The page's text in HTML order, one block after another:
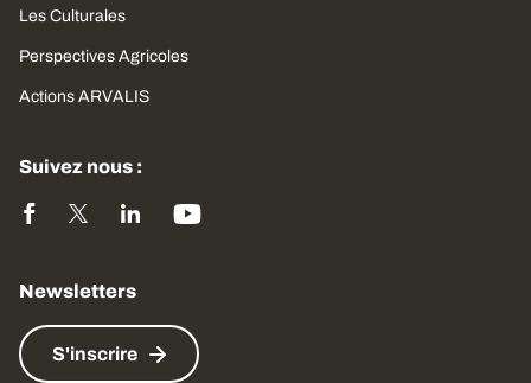
Les Culturales
Perspectives Agricoles
Actions ARVALIS
Suivez nous :
Newsletters
S'inscrire